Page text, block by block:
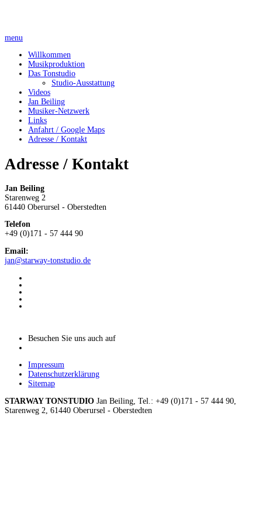
menu
Willkommen
Musikproduktion
Das Tonstudio
Studio-Ausstattung
Videos
Jan Beiling
Musiker-Netzwerk
Links
Anfahrt / Google Maps
Adresse / Kontakt
Adresse / Kontakt
Jan Beiling
Starenweg 2
61440 Oberursel - Oberstedten
Telefon
+49 (0)171 - 57 444 90
Email:
jan@starway-tonstudio.de
Besuchen Sie uns auch auf
Impressum
Datenschutzerklärung
Sitemap
STARWAY TONSTUDIO Jan Beiling, Tel.: +49 (0)171 - 57 444 90,
Starenweg 2, 61440 Oberursel - Oberstedten